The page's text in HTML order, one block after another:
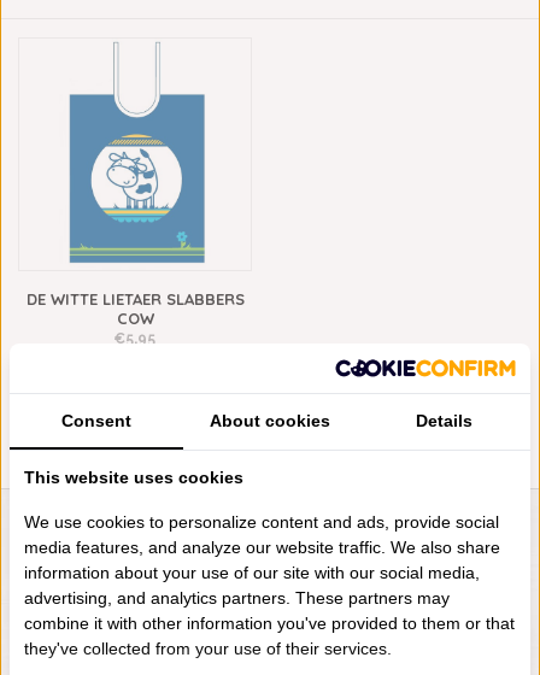
DE WITTE LIETAER SLABBERS
COW
€5,95
LIENSLINNENWINKEL.NL
VRAGEN? BEL DAN
+31 (0) 575 511817
Consent About cookies Details
This website uses cookies
We use cookies to personalize content and ads, provide social
media features, and analyze our website traffic. We also share
information about your use of our site with our social media,
advertising, and analytics partners. These partners may
combine it with other information you've provided to them or that
they've collected from your use of their services.